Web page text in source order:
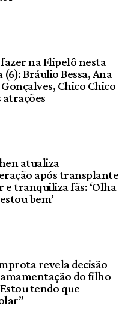
fazer na Flipelô nesta
Bráulio Bessa, Ana
Chico Chico
atrações
atualiza
após transplante
e tranquiliza fãs: ‘Olha
bem’
revela decisão
do filho
tendo que